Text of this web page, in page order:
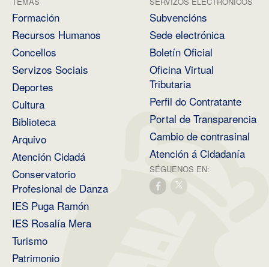
Formación
Recursos Humanos
Concellos
Servizos Sociais
Deportes
Cultura
Biblioteca
Arquivo
Atención Cidadá
Conservatorio
Profesional de Danza
IES Puga Ramón
IES Rosalía Mera
Turismo
Patrimonio
Subvencións
Sede electrónica
Boletín Oficial
Oficina Virtual
Tributaria
Perfil do Contratante
Portal de Transparencia
Cambio de contrasinal
Atención á Cidadanía
SÉGUENOS EN: